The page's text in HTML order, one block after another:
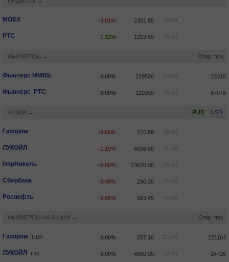
MOEX -3.01% 2301.85 23.05
РТС 1.12% 1253.69 23.05
ФЬЮЧЕРСЫ → Откр. поз.
Фьючерс ММВБ 0.00% 229500 23.05 23318
Фьючерс РТС 0.00% 120390 23.05 87078
АКЦИИ → RUB USD
Газпром -0.66% 226.89 05.04
ЛУКОЙЛ -1.19% 6036.00 05.04
НорНикель -0.80% 23670.00 05.04
Сбербанк -0.48% 290.30 05.04
Роснефть -0.56% 563.45 05.04
ФЬЮЧЕРСЫ НА АКЦИИ → Откр. поз.
Газпром 1:100 0.00% 267.16 23.05 121164
ЛУКОЙЛ 1:10 0.00% 4060.00 23.05 14726